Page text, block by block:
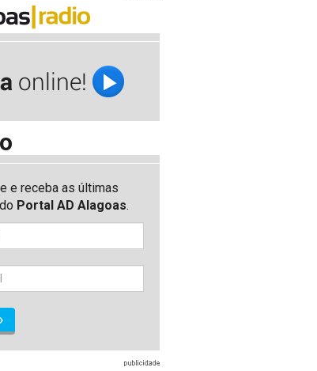
e receba as últimas
Portal AD Alagoas.